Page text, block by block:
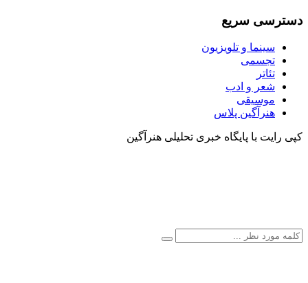
دسترسی سریع
سینما و تلویزیون
تجسمی
تئاتر
شعر و ادب
موسیقی
هنرآگین پلاس
کپی رایت با پایگاه خبری تحلیلی هنرآگین